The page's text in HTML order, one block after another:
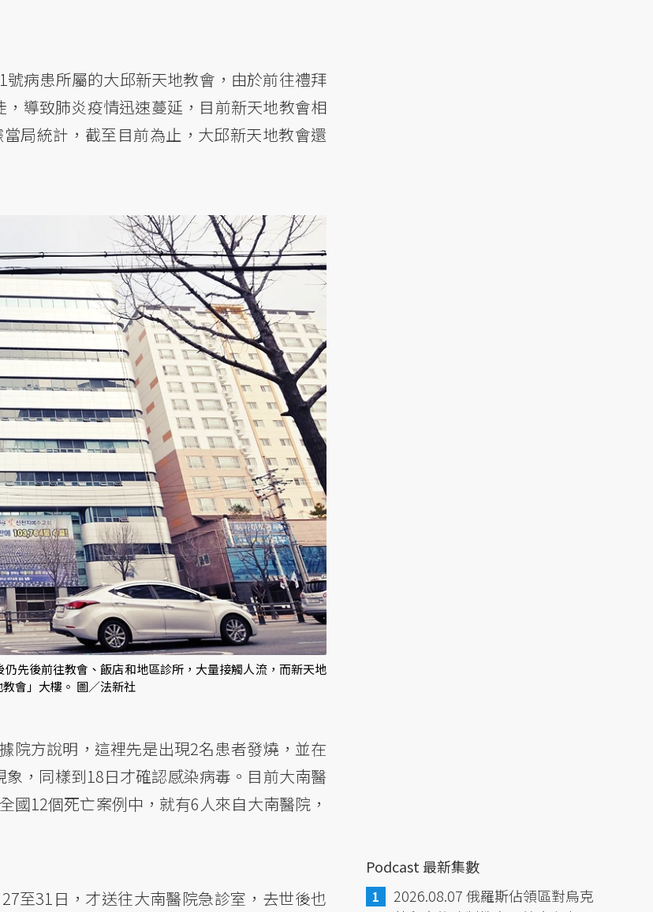
病患所屬的大邱新天地教會，由於前往禮拜
導致肺炎疫情迅速蔓延，目前新天地教會相
局統計，截至目前為止，大邱新天地教會還
先後前往教會、飯店和地區診所，大量接觸人流，而新天地
會」大樓。 圖／法新社
院方說明，這裡先是出現2名患者發燒，並在
，同樣到18日才確認感染病毒。目前大南醫
國12個死亡案例中，就有6人來自大南醫院，
至31日，才送往大南醫院急診室，去世後也
Podcast 最新集數
2026.08.07 俄羅斯佔領區對烏克